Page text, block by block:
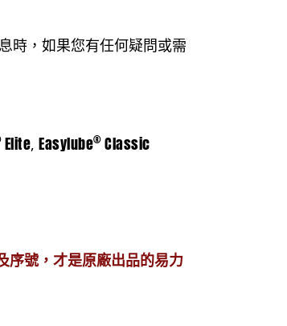
時，如果您有任何疑問或需
Elite, Easylube®Classic
序號，才是原廠出品的易力